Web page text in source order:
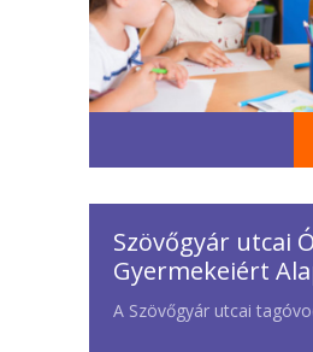
Szövőgyár utcai
Gyermekeiért
A Szövőgyár utcai